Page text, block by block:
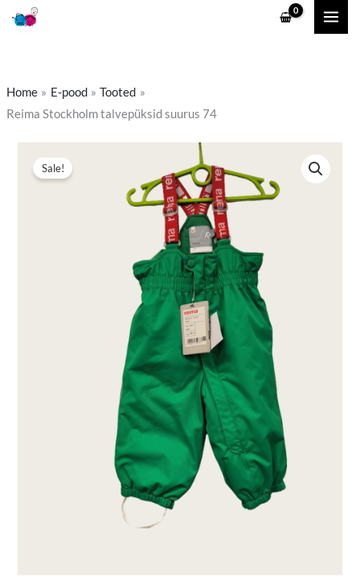
Skip
Home E-pood
Tooted
Reima Stockholm talvepüksid suurus 74
Sale!
Praegune
hind
on:
12,00 €.
Stockholm